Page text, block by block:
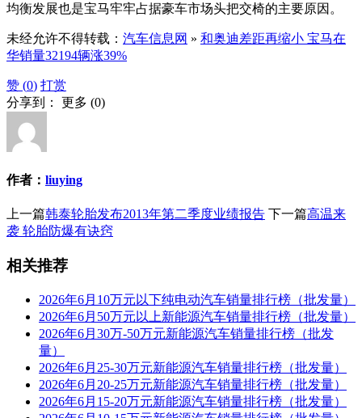
均衡发展也是宝马牢牢占据豪车市场头把交椅的主要原因。
未经允许不得转载： 汽车信息网 » 和奥迪差距再缩小 宝马在
华销量32194辆涨39%
赞 (0) 打赏
分享到： 更多 (0)
作者： liuying
上一篇韩泰轮胎发布2013年第二季度业绩报告 下一篇高温来
袭 轮胎防爆有诀窍
相关推荐
2026年6月10万元以下纯电动汽车销量排行榜（批发量）
2026年6月50万元以上新能源汽车销量排行榜（批发量）
2026年6月30万-50万元新能源汽车销量排行榜（批发
量）
2026年6月25-30万元新能源汽车销量排行榜（批发量）
2026年6月20-25万元新能源汽车销量排行榜（批发量）
2026年6月15-20万元新能源汽车销量排行榜（批发量）